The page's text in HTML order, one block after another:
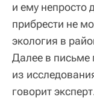
и ему непросто
прибрести не
экология в
Далее в письме
из
говорит